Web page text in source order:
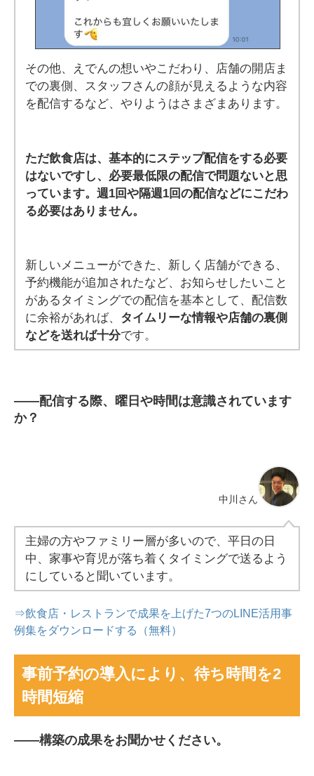
その他、えでんの想いやこだわり、店舗の開店ま
での裏側、スタッフさんの顔が見えるような内容
を配信するなど、やりようはさまざまあります。
ただ飲食店は、基本的にステップ配信をする必要
はないですし、必要最低限の配信で問題ないと思
っています。週1回や隔週1回の配信などにこだわ
る必要はありません。
新しいメニューができた、新しく店舗ができる、
予約機能が追加されたなど、お知らせしたいこと
があるタイミングでの配信を基本として、配信数
に余裕があれば、 タイムリーな情報や店舗の裏側
などを送れば十分です。
――配信する際、曜日や時間は意識されています
か？
中川さん
主婦の方やファミリー層が多いので、平日の日
中、家事や育児が落ち着くタイミングで送るよう
にしていると聞いています。
⇒飲食店・レストランで成果を上げた7つのLINE活用事
例集をダウンロードする（無料）
事前予約の導入により、待ち時間を2
時間短縮
――構築の成果をお聞かせください。